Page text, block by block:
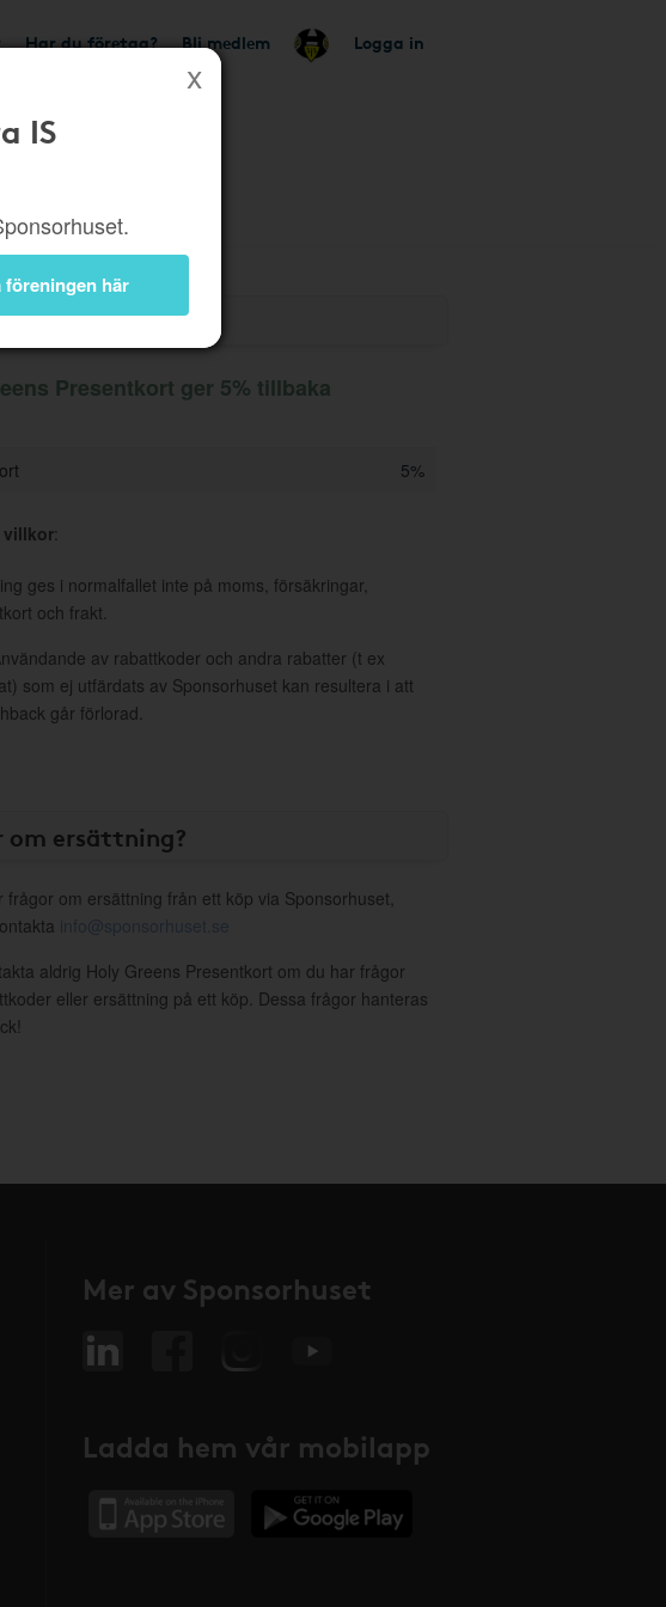
Har du företag? Bli medlem Logga in
IS
här
Presentkort ger 5% tillbaka
5%
villkor:
ges i normalfallet inte på moms, försäkringar,
och frakt.
av rabattkoder och andra rabatter (t ex
som ej utfärdats av Sponsorhuset kan resultera i att
går förlorad.
om ersättning?
frågor om ersättning från ett köp via Sponsorhuset,
info@sponsorhuset.se
aldrig Holy Greens Presentkort om du har frågor
eller ersättning på ett köp. Dessa frågor hanteras
Mer av Sponsorhuset
Ladda hem vår mobilapp